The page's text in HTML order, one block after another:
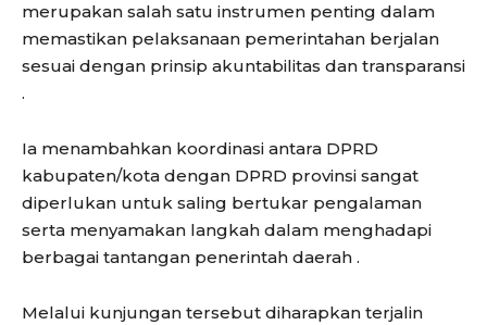
merupakan salah satu instrumen penting dalam
memastikan pelaksanaan pemerintahan berjalan
sesuai dengan prinsip akuntabilitas dan transparansi
.
Ia menambahkan koordinasi antara DPRD
kabupaten/kota dengan DPRD provinsi sangat
diperlukan untuk saling bertukar pengalaman
serta menyamakan langkah dalam menghadapi
berbagai tantangan penerintah daerah .
Melalui kunjungan tersebut diharapkan terjalin